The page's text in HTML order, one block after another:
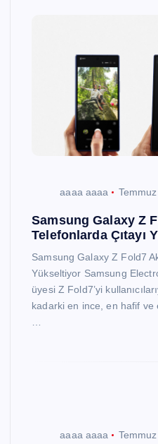
aaaa aaaa
Samsung Galaxy Z
Telefonlarda Çıtayı
Samsung Galaxy Z Fold7
Yükseltiyor Samsung
üyesi Z Fold7’yi
kadarki en ince, en hafif ve
aaaa aaaa